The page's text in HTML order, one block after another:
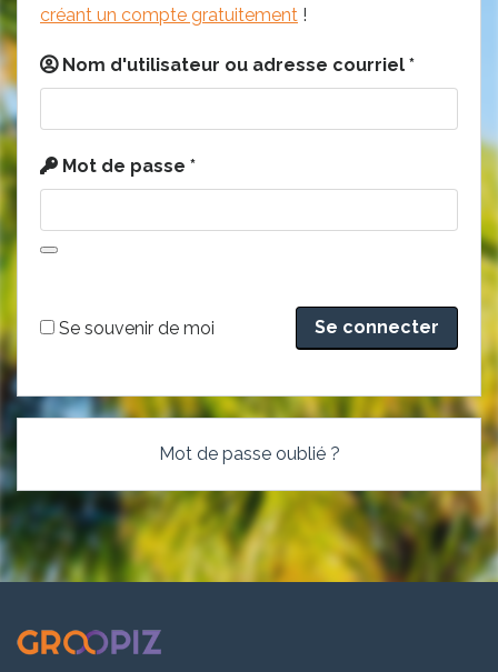
créant un compte gratuitement !
Nom d'utilisateur ou adresse courriel *
Mot de passe *
Alternative:
Se souvenir de moi
Mot de passe oublié ?